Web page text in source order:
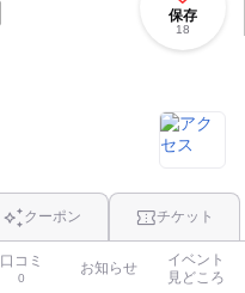
保存
18
クーポン チケット
口コミ
0
お知らせ
イベント
見どころ